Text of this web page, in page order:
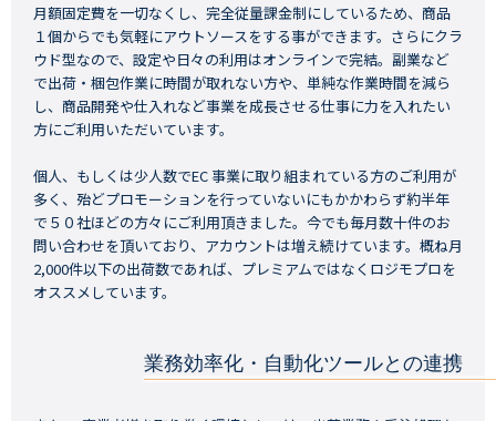
月額固定費を一切なくし、完全従量課金制にしているため、商品
１個からでも気軽にアウトソースをする事ができます。さらにクラ
ウド型なので、設定や日々の利用はオンラインで完結。副業など
で出荷・梱包作業に時間が取れない方や、単純な作業時間を減ら
し、商品開発や仕入れなど事業を成長させる仕事に力を入れたい
方にご利用いただいています。
個人、もしくは少人数でEC 事業に取り組まれている方のご利用が
多く、殆どプロモーションを行っていないにもかかわらず約半年
で５０社ほどの方々にご利用頂きました。今でも毎月数十件のお
問い合わせを頂いており、アカウントは増え続けています。概ね月
2,000件以下の出荷数であれば、プレミアムではなくロジモプロを
オススメしています。
業務効率化・自動化ツールとの連携